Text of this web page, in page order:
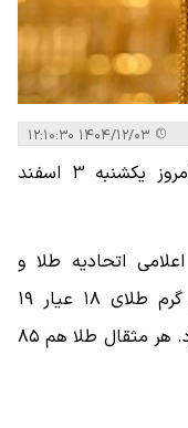
قیمت جدید طلا ظهر امروز یکشنبه ۳ اسفند
اتحادیه طلا و
جواهر در معاملات ۳ اسفند۱۴۰۴، هر گرم طلای ۱۸ عیار ۱۹
میلیون و ۸۳۹ هزار تومان قیمت پیدا کرد. هر مثقال طلا هم ۸۵